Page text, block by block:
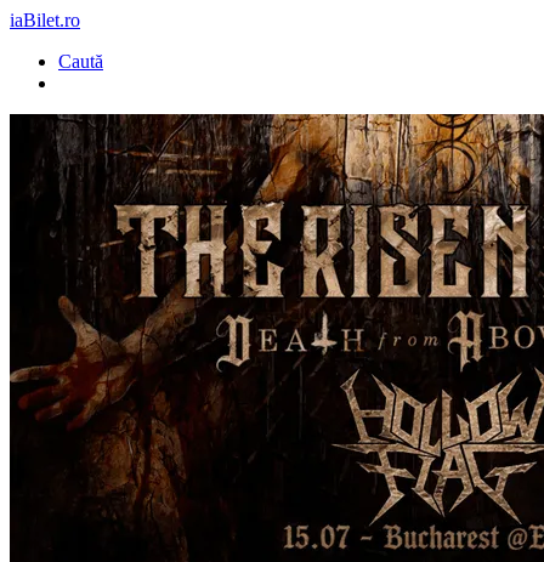
iaBilet.ro
Caută